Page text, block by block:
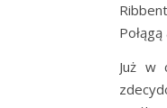
Już w